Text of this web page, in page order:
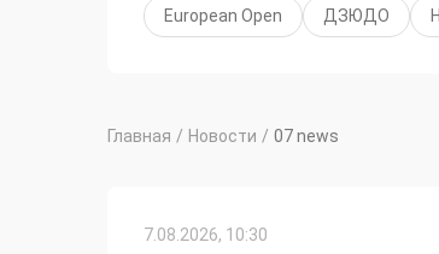
European Open ДЗЮДО
Главная / Новости / 07 news
7.08.2026, 10:30